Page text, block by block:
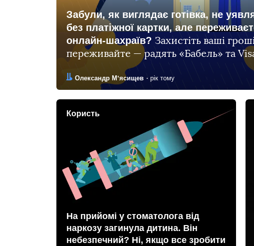
Забули, як виглядає готівка, не
без платіжної картки, але
онлайн-шахраїв? Захистіть ваші
переживайте — радять «Бабель» та
Автор:
Олександр Мʼясищев
Дата: рік тому
Користь
На прийомі у стоматолога від
наркозу загинула дитина. Він
небезпечний? Ні, якщо все зробити